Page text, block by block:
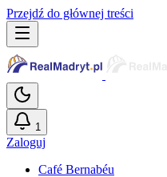
Przejdź do głównej treści
1
Zaloguj
Café Bernabéu